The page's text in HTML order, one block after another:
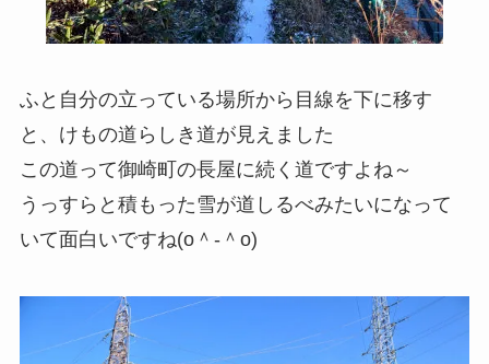
ふと自分の立っている場所から目線を下に移す
と、けもの道らしき道が見えました
この道って御崎町の長屋に続く道ですよね～
うっすらと積もった雪が道しるべみたいになって
いて面白いですね(o＾-＾o)